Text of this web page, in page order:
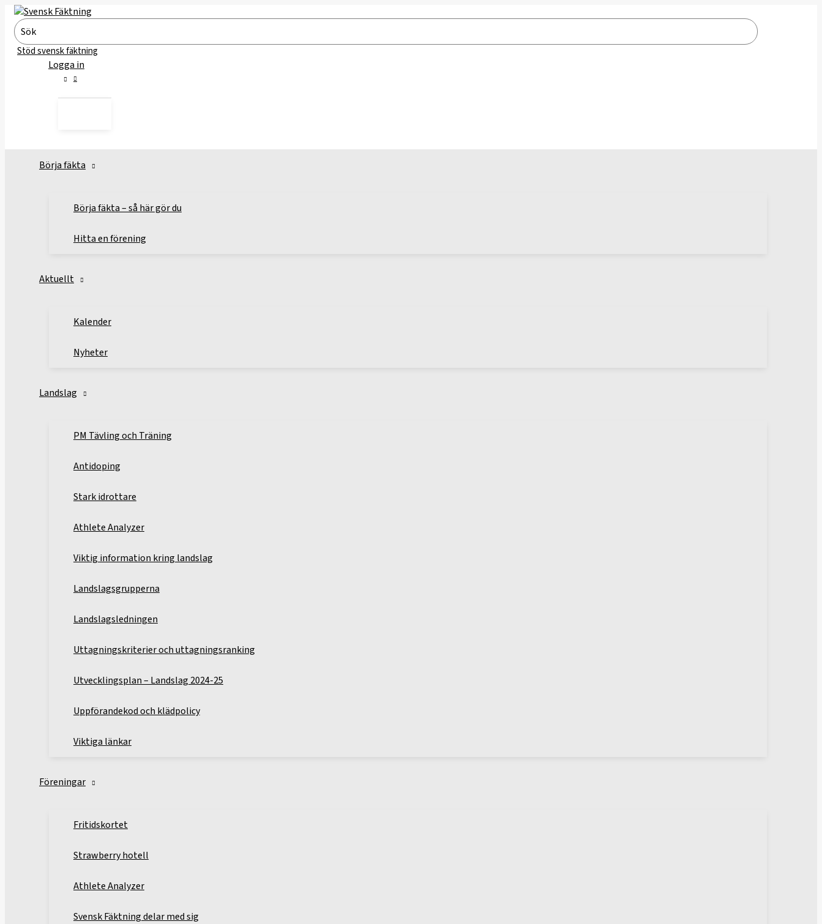
Hoppa
till
innehåll
Search
for:
Stöd svensk fäktning
Logga in
Börja fäkta
Börja fäkta – så här gör du
Hitta en förening
Aktuellt
Kalender
Nyheter
Landslag
PM Tävling och Träning
Antidoping
Stark idrottare
Athlete Analyzer
Viktig information kring landslag
Landslagsgrupperna
Landslagsledningen
Uttagningskriterier och uttagningsranking
Utvecklingsplan – Landslag 2024-25
Uppförandekod och klädpolicy
Viktiga länkar
Föreningar
Fritidskortet
Strawberry hotell
Athlete Analyzer
Svensk Fäktning delar med sig